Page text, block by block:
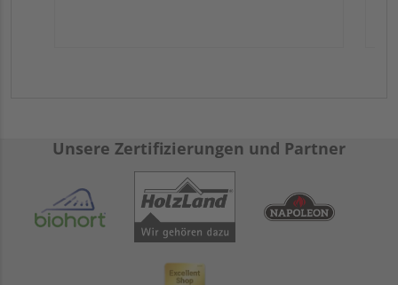
Unsere Zertifizierungen und Partner